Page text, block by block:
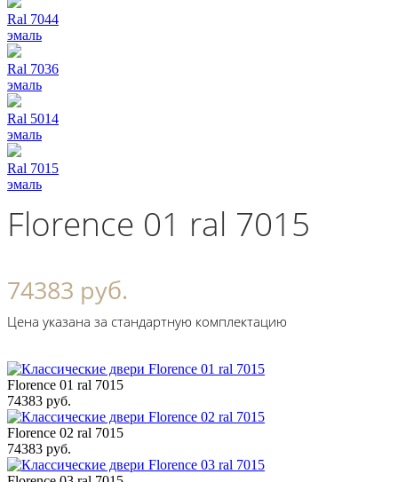
Ral 7044
эмаль
Ral 7036
эмаль
Ral 5014
эмаль
Ral 7015
эмаль
Florence 01 ral 7015
74383 руб.
Цена указана за стандартную комплектацию
Florence 01 ral 7015
74383 руб.
Florence 02 ral 7015
74383 руб.